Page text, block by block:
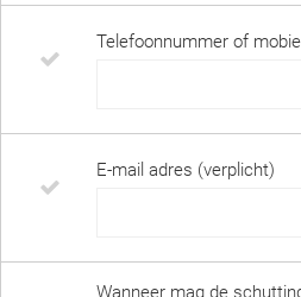
Telefoonnummer of
E-mail adres (verplicht)
Wanneer mag de